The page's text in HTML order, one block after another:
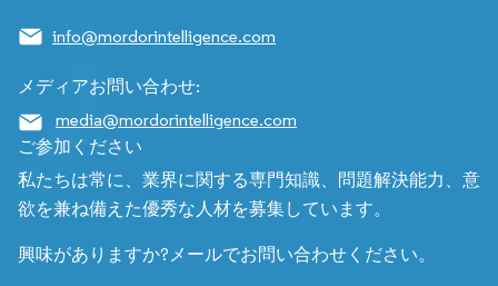
info@mordorintelligence.com
メディアお問い合わせ:
media@mordorintelligence.com
ご参加ください
私たちは常に、業界に関する専門知識、問題解決能力、意
欲を兼ね備えた優秀な人材を募集しています。
興味がありますか?メールでお問い合わせください。